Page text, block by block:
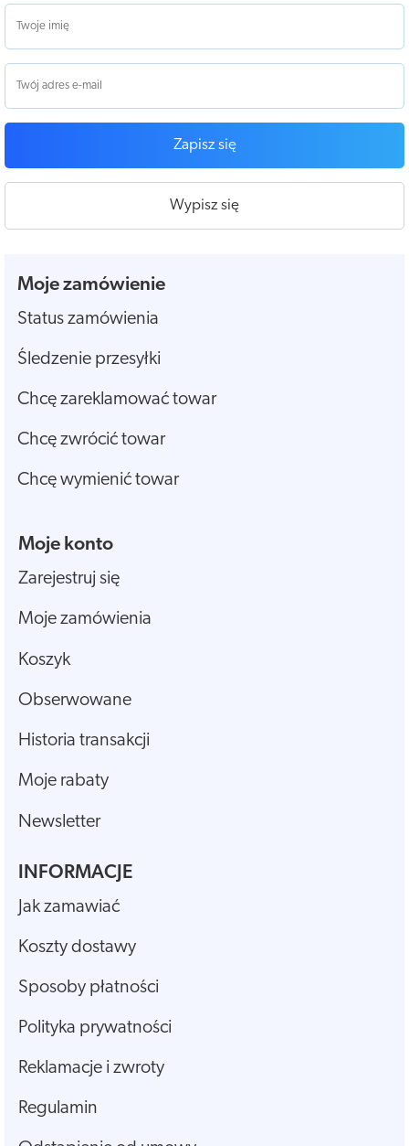
Zapisz się
Wypisz się
Moje zamówienie
Status zamówienia
Śledzenie przesyłki
Chcę zareklamować towar
Chcę zwrócić towar
Chcę wymienić towar
Moje konto
Zarejestruj się
Moje zamówienia
Koszyk
Obserwowane
Historia transakcji
Moje rabaty
Newsletter
INFORMACJE
Jak zamawiać
Koszty dostawy
Sposoby płatności
Polityka prywatności
Reklamacje i zwroty
Regulamin